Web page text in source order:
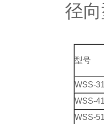
径
型号
WSS-
WSS-
WSS-